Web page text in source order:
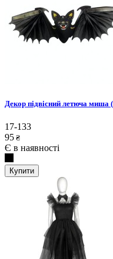
Декор підвісний летюча миша
17-133
95 ₴
Є в наявності
Купити